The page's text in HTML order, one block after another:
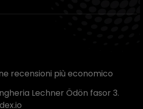
recensioni più economico
Lechner Ödön fasor 3.